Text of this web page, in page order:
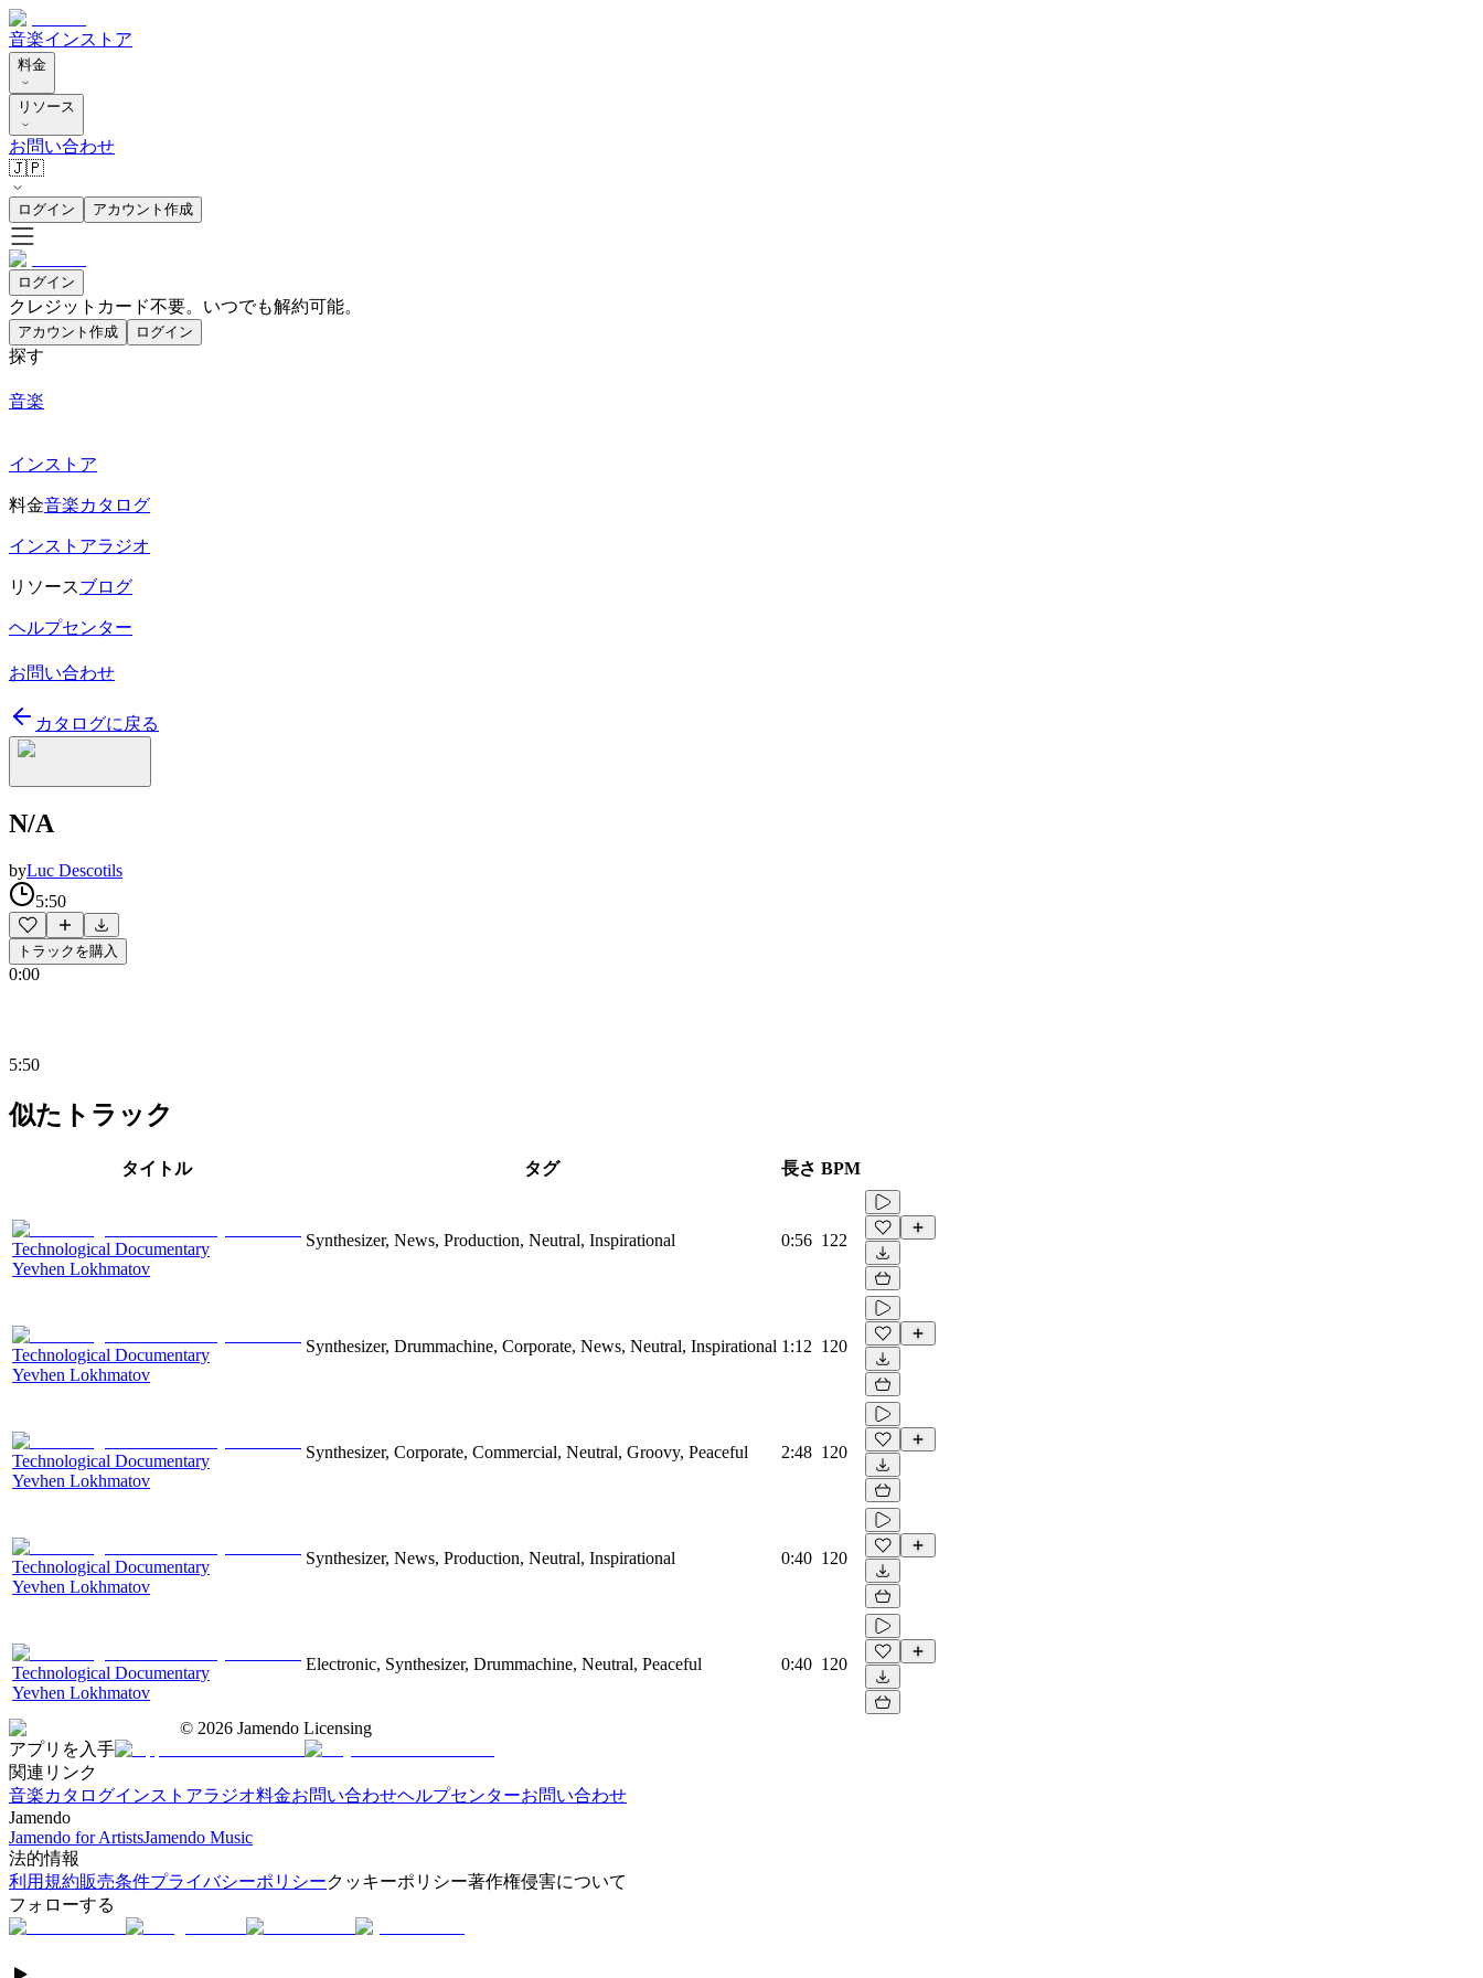
音楽インストア
料金
リソース
お問い合わせ
🇯🇵
ログイン アカウント作成
ログイン
クレジットカード不要。いつでも解約可能。
アカウント作成 ログイン
探す
音楽
インストア
料金音楽カタログ
インストアラジオ
リソースブログ
ヘルプセンター
お問い合わせ
カタログに戻る
N/A
byLuc Descotils
5:50
トラックを購入
0:00
5:50
似たトラック
タイトル タグ 長さ BPM
Technological Documentary
Yevhen Lokhmatov
Synthesizer, News, Production, Neutral, Inspirational 0:56 122
Technological Documentary
Yevhen Lokhmatov
Synthesizer, Drummachine, Corporate, News, Neutral, Inspirational 1:12 120
Technological Documentary
Yevhen Lokhmatov
Synthesizer, Corporate, Commercial, Neutral, Groovy, Peaceful 2:48 120
Technological Documentary
Yevhen Lokhmatov
Synthesizer, News, Production, Neutral, Inspirational 0:40 120
Technological Documentary
Yevhen Lokhmatov
Electronic, Synthesizer, Drummachine, Neutral, Peaceful 0:40 120
© 2026 Jamendo Licensing
アプリを入手
関連リンク
音楽カタログインストアラジオ料金お問い合わせヘルプセンターお問い合わせ
Jamendo
Jamendo for ArtistsJamendo Music
法的情報
利用規約販売条件プライバシーポリシークッキーポリシー著作権侵害について
フォローする